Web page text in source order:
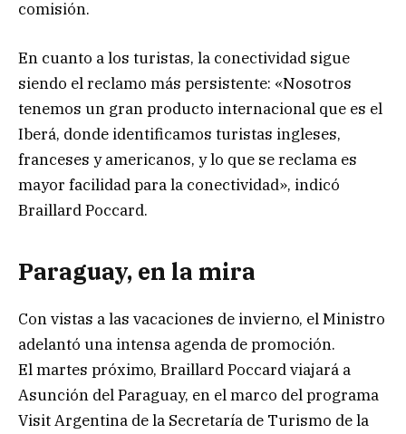
comisión.
En cuanto a los turistas, la conectividad sigue
siendo el reclamo más persistente: «Nosotros
tenemos un gran producto internacional que es el
Iberá, donde identificamos turistas ingleses,
franceses y americanos, y lo que se reclama es
mayor facilidad para la conectividad», indicó
Braillard Poccard.
Paraguay, en la mira
Con vistas a las vacaciones de invierno, el Ministro
adelantó una intensa agenda de promoción.
El martes próximo, Braillard Poccard viajará a
Asunción del Paraguay, en el marco del programa
Visit Argentina de la Secretaría de Turismo de la